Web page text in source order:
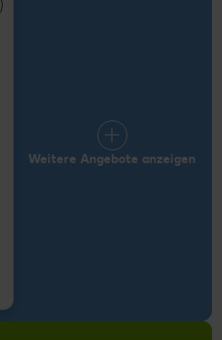
Weitere Angebote anzeigen